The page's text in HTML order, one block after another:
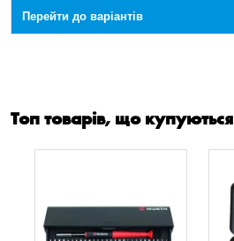
Перейти до варіантів
Топ товарів, що купуються